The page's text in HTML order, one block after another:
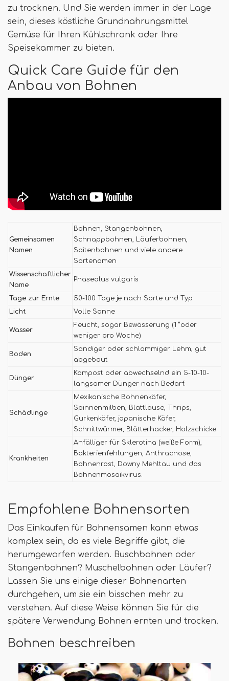
zu trocknen. Und Sie werden immer in der Lage
sein, dieses köstliche Grundnahrungsmittel
Gemüse für Ihren Kühlschrank oder Ihre
Speisekammer zu bieten.
Quick Care Guide für den
Anbau von Bohnen
Gemeinsamen
Namen
Bohnen, Stangenbohnen,
Schnappbohnen, Läuferbohnen,
Saitenbohnen und viele andere
Sortenamen
Wissenschaftlicher
Name
Phaseolus vulgaris
Tage zur Ernte
50-100 Tage je nach Sorte und Typ
Licht
Volle Sonne
Wasser
Feucht, sogar Bewässerung (1 ”oder
weniger pro Woche)
Boden
Sandiger oder schlammiger Lehm, gut
abgebaut
Dünger
Kompost oder abwechselnd ein 5-10-10-
langsamer Dünger nach Bedarf.
Schädlinge
Mexikanische Bohnenkäfer,
Spinnenmilben, Blattläuse, Thrips,
Gurkenkäfer, japanische Käfer,
Schnittwürmer, Blätterhacker, Holzschicke.
Krankheiten
Anfälliger für Sklerotina (weiße Form),
Bakterienfehlungen, Anthracnose,
Bohnenrost, Downy Mehltau und das
Bohnenmosaikvirus.
Empfohlene Bohnensorten
Das Einkaufen für Bohnensamen kann etwas
komplex sein, da es viele Begriffe gibt, die
herumgeworfen werden. Buschbohnen oder
Stangenbohnen? Muschelbohnen oder Läufer?
Lassen Sie uns einige dieser Bohnenarten
durchgehen, um sie ein bisschen mehr zu
verstehen. Auf diese Weise können Sie für die
spätere Verwendung Bohnen ernten und trocken.
Bohnen beschreiben